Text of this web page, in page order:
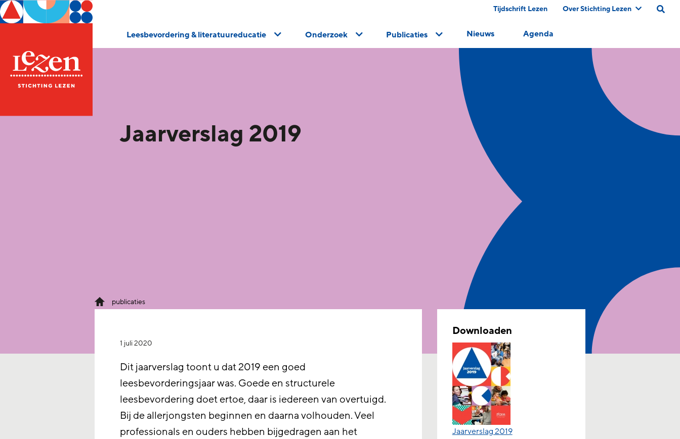
Tijdschrift Lezen Over Stichting Lezen
Leesbevordering & literatuureducatie Onderzoek Publicaties Nieuws Agenda
Jaarverslag 2019
publicaties
Downloaden
Jaarverslag 2019
1 juli 2020
Dit jaarverslag toont u dat 2019 een goed
leesbevorderingsjaar was. Goede en structurele
leesbevordering doet ertoe, daar is iedereen van overtuigd.
Bij de allerjongsten beginnen en daarna volhouden. Veel
professionals en ouders hebben bijgedragen aan het